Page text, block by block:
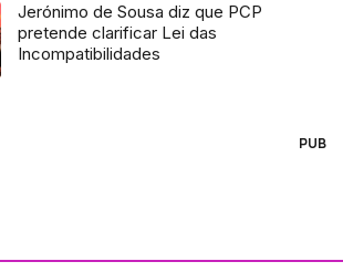
Jerónimo de Sousa diz que PCP
pretende clarificar Lei das
Incompatibilidades
PUB